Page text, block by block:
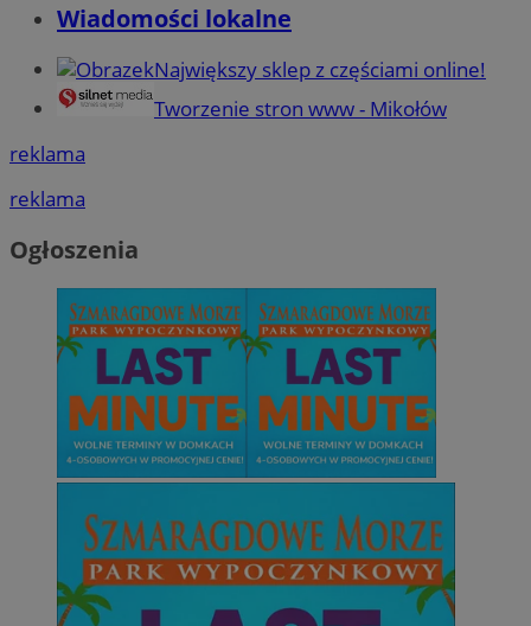
Wiadomości lokalne
Największy sklep z częściami online!
Tworzenie stron www - Mikołów
reklama
reklama
Ogłoszenia